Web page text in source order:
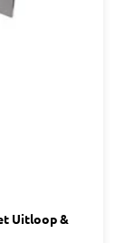
Uitloop &